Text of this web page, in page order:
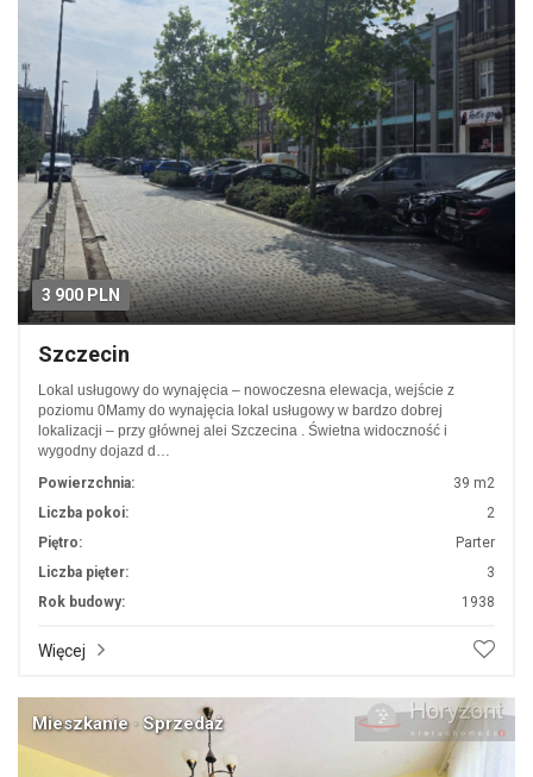
3 900 PLN
Szczecin
Lokal usługowy do wynajęcia – nowoczesna elewacja, wejście z
poziomu 0Mamy do wynajęcia lokal usługowy w bardzo dobrej
lokalizacji – przy głównej alei Szczecina . Świetna widoczność i
wygodny dojazd d…
Powierzchnia:
39 m2
Liczba pokoi:
2
Piętro:
Parter
Liczba pięter:
3
Rok budowy:
1938
Więcej
Mieszkanie · Sprzedaż